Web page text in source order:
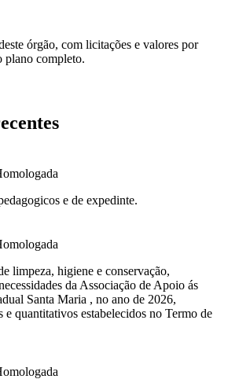
órgão, com licitações e valores por
completo.
e de expedinte.
limpeza, higiene e conservação,
da Associação de Apoio ás
Santa Maria , no ano de 2026,
e quantitativos estabelecidos no Termo de